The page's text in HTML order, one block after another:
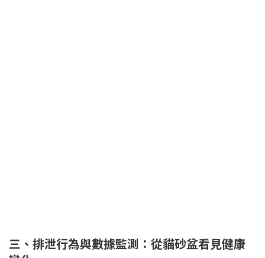
三、排泄行為與數據監測：從貓砂盆看見健康